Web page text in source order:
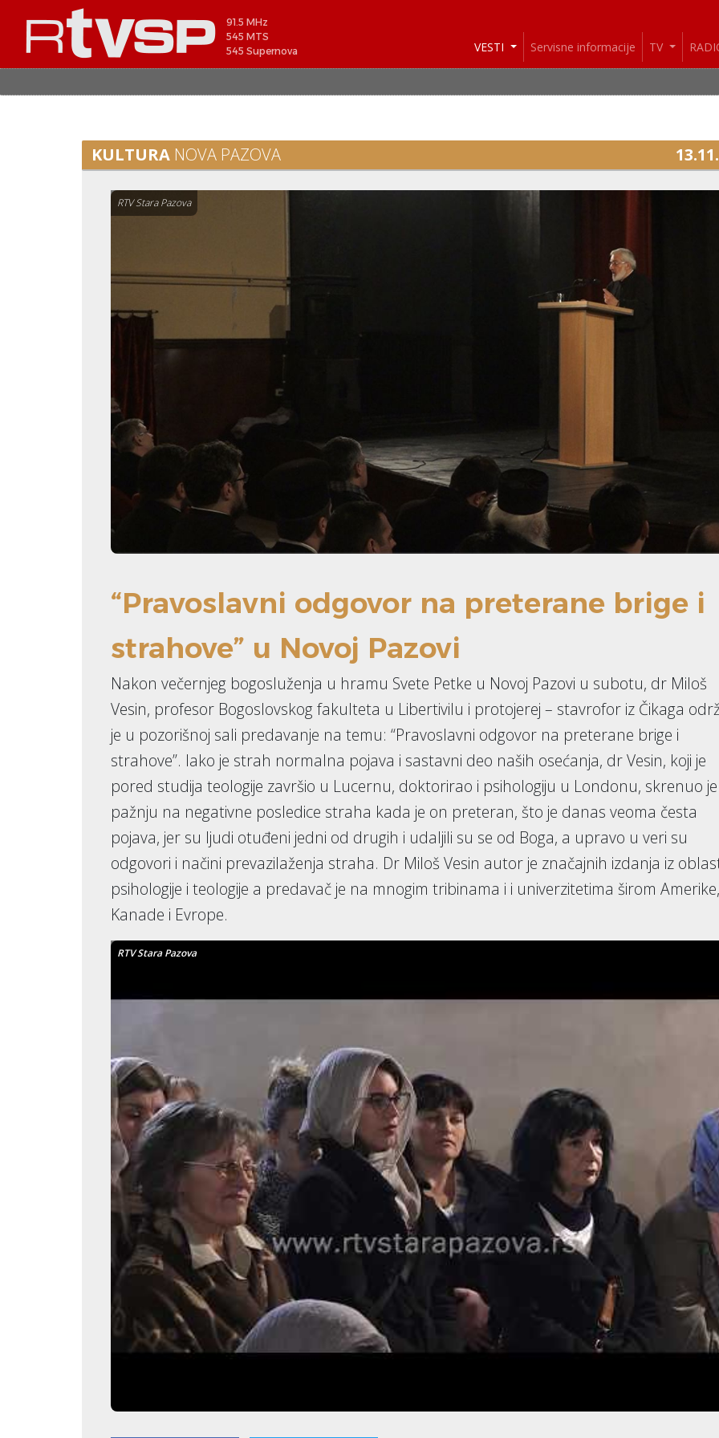
91.5 MHz
545 MTS
545 Supernova
VESTI Servisne informacije TV
KULTURA NOVA PAZOVA
RTV Stara Pazova
“Pravoslavni odgovor na preterane brige i
strahove” u Novoj Pazovi
Nakon večernjeg bogosluženja u hramu Svete Petke u Novoj Pazovi u subotu, dr Miloš
Vesin, profesor Bogoslovskog fakulteta u Libertivilu i protojerej – stavrofor iz Čikaga
je u pozorišnoj sali predavanje na temu: “Pravoslavni odgovor na preterane brige i
strahove”. Iako je strah normalna pojava i sastavni deo naših osećanja, dr Vesin, koji je
pored studija teologije završio u Lucernu, doktorirao i psihologiju u Londonu, skrenuo je
pažnju na negativne posledice straha kada je on preteran, što je danas veoma česta
pojava, jer su ljudi otuđeni jedni od drugih i udaljili su se od Boga, a upravo u veri su
odgovori i načini prevazilaženja straha. Dr Miloš Vesin autor je značajnih izdanja iz
psihologije i teologije a predavač je na mnogim tribinama i i univerzitetima širom Amerike,
Kanade i Evrope.
RTV Stara Pazova